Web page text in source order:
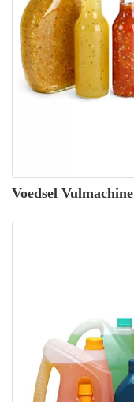
Voedsel Vulmachine